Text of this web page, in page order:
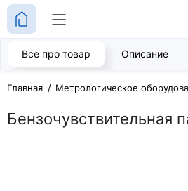
Главная Метрологическое
Бензочувствительная
Все про товар Описание